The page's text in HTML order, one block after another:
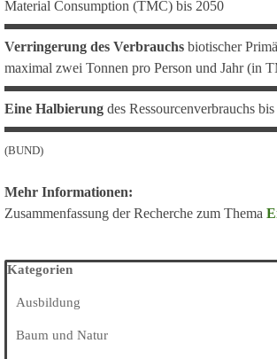
Material Consumption (TMC) bis 2050
Verringerung des Verbrauchs biotischer
maximal zwei Tonnen pro Person und Jahr (in
Eine Halbierung des Ressourcenverbrauchs
(BUND)
Mehr Informationen:
Zusammenfassung der Recherche zum Thema
Block überspringen Kategorien
Kategorien
Ausbildung
Baum und Natur